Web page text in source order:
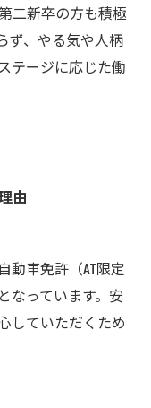
二新卒の方も積極
ず、やる気や人柄
テージに応じた働
由
動車免許（AT限定
なっています。安
していただくため